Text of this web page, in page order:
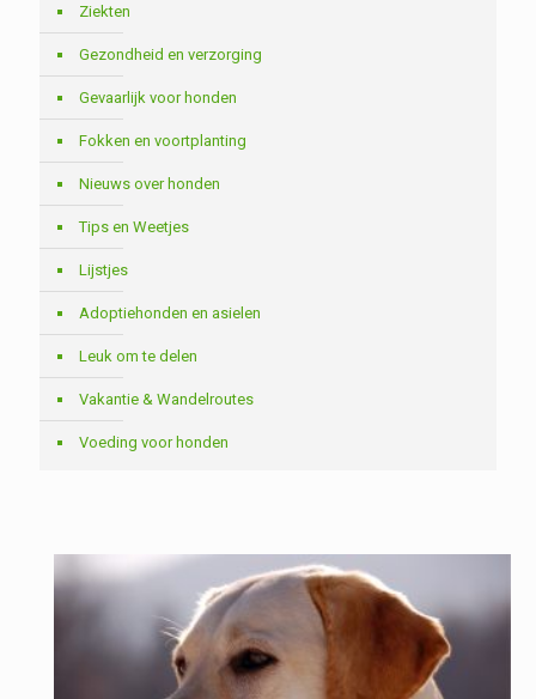
Ziekten
Gezondheid en verzorging
Gevaarlijk voor honden
Fokken en voortplanting
Nieuws over honden
Tips en Weetjes
Lijstjes
Adoptiehonden en asielen
Leuk om te delen
Vakantie & Wandelroutes
Voeding voor honden